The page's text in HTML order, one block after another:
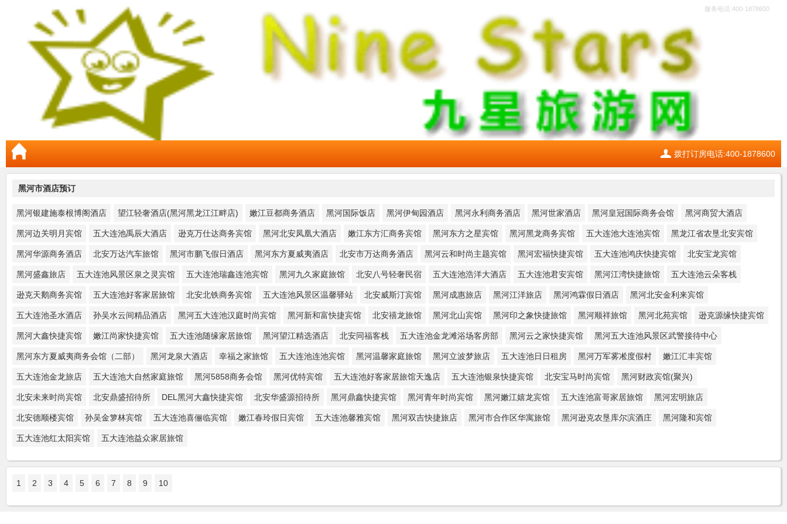
服务电话:400-1878600
拨打订房电话:400-1878600
黑河市酒店预订
黑河银建施泰根博阁酒店 望江轻奢酒店(黑河黑龙江江畔店) 嫩江豆都商务酒店 黑河国际饭店 黑河伊甸园酒店 黑河永利商务酒店 黑河世家酒店 黑河皇冠国际商务会馆 黑河商贸大酒店
黑河边关明月宾馆 五大连池禹辰大酒店 逊克万仕达商务宾馆 黑河北安凤凰大酒店 嫩江东方汇商务宾馆 黑河东方之星宾馆 黑河黑龙商务宾馆 五大连池大连池宾馆 黑龙江省农垦北安宾馆
黑河华源商务酒店 北安万达汽车旅馆 黑河市鹏飞假日酒店 黑河东方夏威夷酒店 北安市万达商务酒店 黑河云和时尚主题宾馆 黑河宏福快捷宾馆 五大连池鸿庆快捷宾馆 北安宝龙宾馆
黑河盛鑫旅店 五大连池风景区泉之灵宾馆 五大连池瑞鑫连池宾馆 黑河九久家庭旅馆 北安八号轻奢民宿 五大连池浩洋大酒店 五大连池君安宾馆 黑河江湾快捷旅馆 五大连池云朵客栈
逊克天鹅商务宾馆 五大连池好客家居旅馆 北安北铁商务宾馆 五大连池风景区温馨驿站 北安威斯汀宾馆 黑河成惠旅店 黑河江洋旅店 黑河鸿霖假日酒店 黑河北安金利来宾馆
五大连池圣水酒店 孙吴水云间精品酒店 黑河五大连池汉庭时尚宾馆 黑河新和富快捷宾馆 北安禧龙旅馆 黑河北山宾馆 黑河印之象快捷旅馆 黑河顺祥旅馆 黑河北苑宾馆 逊克源缘快捷宾馆
黑河大鑫快捷宾馆 嫩江尚家快捷宾馆 五大连池随缘家居旅馆 黑河望江精选酒店 北安同福客栈 五大连池金龙滩浴场客房部 黑河云之家快捷宾馆 黑河五大连池风景区武警接待中心
黑河东方夏威夷商务会馆（二部） 黑河龙泉大酒店 幸福之家旅馆 五大连池连池宾馆 黑河温馨家庭旅馆 黑河立波梦旅店 五大连池日日租房 黑河万军雾凇度假村 嫩江汇丰宾馆
五大连池金龙旅店 五大连池大自然家庭旅馆 黑河5858商务会馆 黑河优特宾馆 五大连池好客家居旅馆天逸店 五大连池银泉快捷宾馆 北安宝马时尚宾馆 黑河财政宾馆(聚兴)
北安未来时尚宾馆 北安鼎盛招待所 DEL黑河大鑫快捷宾馆 北安华盛源招待所 黑河鼎鑫快捷宾馆 黑河青年时尚宾馆 黑河嫩江嬉龙宾馆 五大连池富哥家居旅馆 黑河宏明旅店
北安德顺楼宾馆 孙吴金箩林宾馆 五大连池喜俪临宾馆 嫩江春玲假日宾馆 五大连池馨雅宾馆 黑河双吉快捷旅店 黑河市合作区华寓旅馆 黑河逊克农垦库尔滨酒庄 黑河隆和宾馆
五大连池红太阳宾馆 五大连池益众家居旅馆
1 2 3 4 5 6 7 8 9 10